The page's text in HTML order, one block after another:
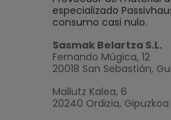
especializado
consumo casi nulo.
Sasmak Belartza S.L.
Fernando Múgica, 12
20018 San Sebastián,
Mallutz Kalea, 6
20240 Ordizia, Gipuzkoa